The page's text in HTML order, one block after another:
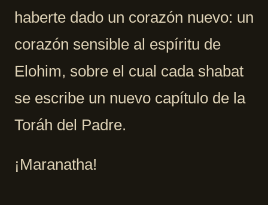
haberte dado un corazón nuevo: un
corazón sensible al espíritu de
Elohim, sobre el cual cada shabat
se escribe un nuevo capítulo de la
Toráh del Padre.
¡Maranatha!